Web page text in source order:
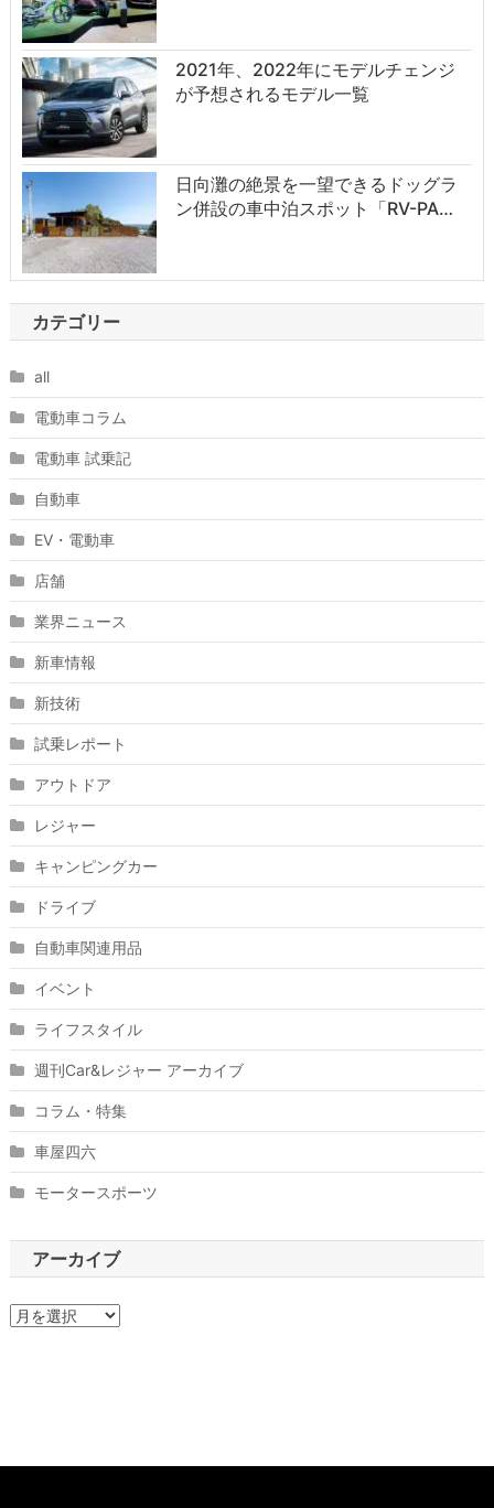
2021年、2022年にモデルチェンジ
が予想されるモデル一覧
日向灘の絶景を一望できるドッグラ
ン併設の車中泊スポット「RV-PA…
カテゴリー
all
電動車コラム
電動車 試乗記
自動車
EV・電動車
店舗
業界ニュース
新車情報
新技術
試乗レポート
アウトドア
レジャー
キャンピングカー
ドライブ
自動車関連用品
イベント
ライフスタイル
週刊Car&レジャー アーカイブ
コラム・特集
車屋四六
モータースポーツ
アーカイブ
ア